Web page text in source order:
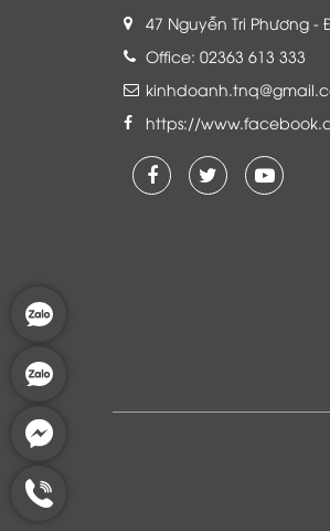
47 Nguyễn Tri Phương -
Office: 02363 613 333
https://
tâm và tin tưởng đội ngũ kỹ thuật, chăm
sóc khách hàng luôn hỗ trợ khách hàng